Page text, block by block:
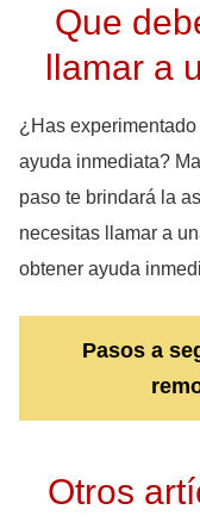
Que
llamar a
¿Has
ayuda inmediata?
paso te brindará la
necesitas llamar a
obtener ayuda
Pasos a
Otros